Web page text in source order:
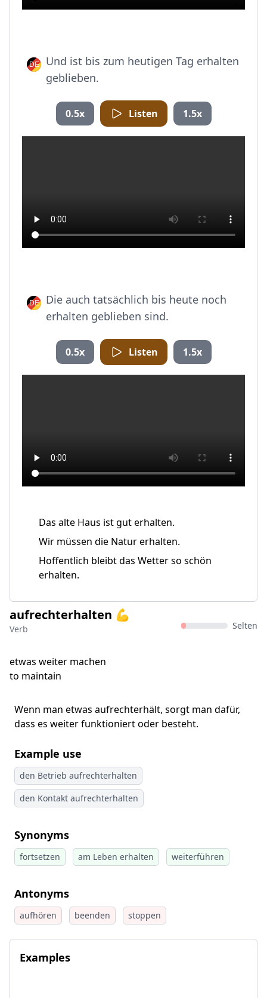
Und ist bis zum heutigen Tag erhalten
geblieben.
0.5x Listen 1.5x
Die auch tatsächlich bis heute noch
erhalten geblieben sind.
0.5x Listen 1.5x
Das alte Haus ist gut erhalten.
Wir müssen die Natur erhalten.
Hoffentlich bleibt das Wetter so schön
erhalten.
aufrechterhalten 💪
Verb Selten
etwas weiter machen
to maintain
Wenn man etwas aufrechterhält, sorgt man dafür,
dass es weiter funktioniert oder besteht.
Example use
den Betrieb aufrechterhalten
den Kontakt aufrechterhalten
Synonyms
fortsetzen am Leben erhalten weiterführen
Antonyms
aufhören beenden stoppen
Examples